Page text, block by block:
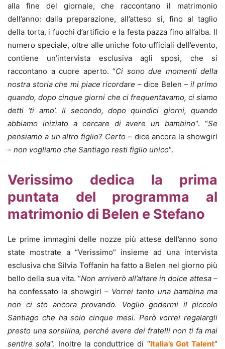
alla fine del giornale, che raccontano il matrimonio
dell’anno: dalla preparazione, all’atteso sì, fino al taglio
della torta, i fuochi d’artificio e la festa pazza fino all’alba. Il
numero speciale, oltre alle uniche foto ufficiali dell’evento,
contiene un’intervista esclusiva agli sposi, che si
raccontano a cuore aperto. “Ci sono due momenti della
nostra storia che mi piace ricordare – dice Belen –il primo
quando, dopo cinque giorni che ci frequentavamo, ci siamo
detti ‘ti amo’. Il secondo, dopo quindici giorni, quando
abbiamo iniziato a cercare di avere un bambino“. “Se
pensiamo a un altro figlio? Certo – dice ancora la showgirl
– non vogliamo che Santiago resti figlio unico“.
Verissimo dedica la prima
puntata del programma al
matrimonio di Belen e Stefano
Le prime immagini delle nozze più attese dell’anno sono
state mostrate a “Verissimo” insieme ad una intervista
esclusiva che Silvia Toffanin ha fatto a Belen nel giorno più
bello della sua vita. “Non arriverò all’altare in dolce attesa –
ha confessato la showgirl – Vorrei tanto una bambina ma
non ci sto ancora provando. Voglio godermi il piccolo
Santiago che ha solo cinque mesi. Però vorrei regalargli
presto una sorellina, perché avere dei fratelli non ti fa mai
sentire sola“. Inoltre la conduttrice di “Italia’s Got Talent”